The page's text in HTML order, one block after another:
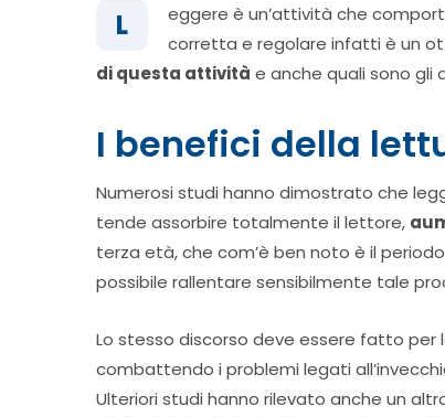
L
eggere è un’attività che
corretta e regolare infatti è un
di questa attività e anche quali sono
I benefici della
Numerosi studi hanno dimostrato che
tende assorbire totalmente il lettore,
terza età, che com’è ben noto è il
possibile rallentare sensibilmente tale
Lo stesso discorso deve essere fatto
combattendo i problemi legati
Ulteriori studi hanno rilevato anche un